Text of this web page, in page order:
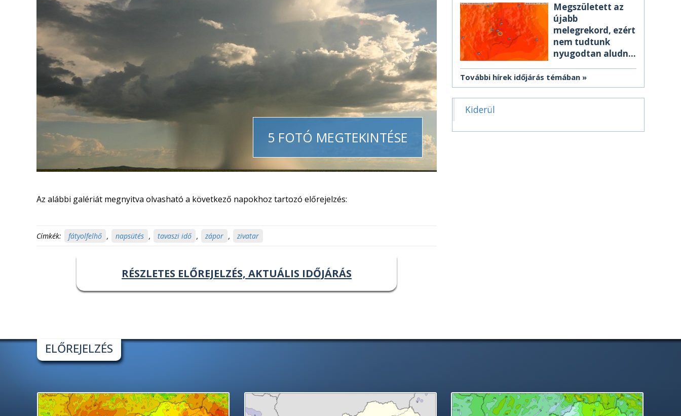
5 FOTÓ MEGTEKINTÉSE
Az alábbi galériát megnyitva olvasható a következő napokhoz tartozó előrejelzés:
Címkék: fátyolfelhő , napsütés , tavaszi idő , zápor , zivatar
RÉSZLETES ELŐREJELZÉS, AKTUÁLIS IDŐJÁRÁS
Megszületett az
újabb
melegrekord, ezért
nem tudtunk
nyugodtan aludni
További hírek időjárás témában
Kiderül
ELŐREJELZÉS